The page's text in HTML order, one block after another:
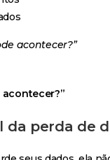
acontecer?”
acontecer?”
da perda de